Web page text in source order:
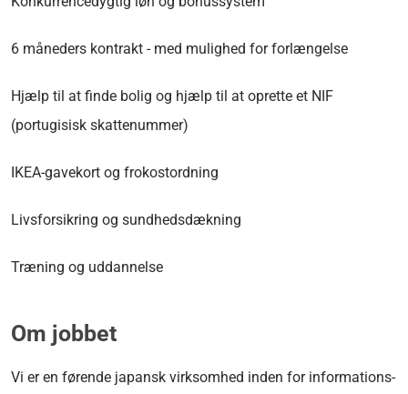
6 måneders kontrakt - med mulighed for forlængelse
Hjælp til at finde bolig og hjælp til at oprette et NIF
(portugisisk skattenummer)
IKEA-gavekort og frokostordning
Livsforsikring og sundhedsdækning
Træning og uddannelse
Om jobbet
Vi er en førende japansk virksomhed inden for informations-